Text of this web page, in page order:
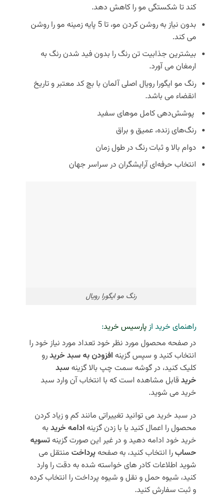
کند تا شکستگی مو را کاهش دهد.
بدون نیاز به روشن کردن مو، تا 5 پایه زمینه مو را روشن
می کند.
بیشترین جذابیت تن رنگ را بدون فید شدن رنگ به
ارمغان می آورد.
رنگ مو ایگورا رویال اصلی آلمان با بچ کد معتبر و تاریخ
انقضاء می باشد.
پوشش‌دهی کامل موهای سفید
رنگ‌های زنده، عمیق و براق
دوام بالا و ثبات رنگ در طول زمان
انتخاب حرفه‌ای آرایشگران در سراسر جهان
رنگ مو ایگورا رویال
راهنمای خرید ازپارسیس خرید:
در صفحه محصول مورد نظر خود تعداد مورد نیاز خود را
انتخاب کنید و سپس گزینه افزودن به سبد خریدرو
کلیک کنید، در گوشه سمت چپ بالا گزینه سبد
خریدقابل مشاهده است که با انتخاب آن وارد سبد
خرید می شوید.
در سبد خرید می توانید تغییراتی مانند کم و زیاد کردن
محصول را اعمال کنید یا با زدن گزینه ادامه خریدبه
خرید خود ادامه دهید و در غیر این صورت گزینهتسویه
حسابرا انتخاب کنید، به صفحه پرداختمنتقل می
شوید اطلاعات کادر های خواسته شده به دقت را وارد
کنید، شیوه حمل و نقل و شیوه پرداخت را انتخاب کرده
و ثبت سفارش کنید.